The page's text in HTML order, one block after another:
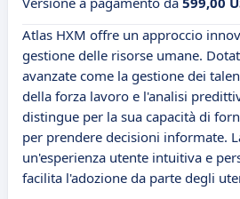
Atlas HXM offre un approccio
gestione delle risorse umane.
avanzate come la gestione dei
della forza lavoro e l'analisi
distingue per la sua capacità di
per prendere decisioni informate.
un'esperienza utente intuitiva e
facilita l'adozione da parte degli